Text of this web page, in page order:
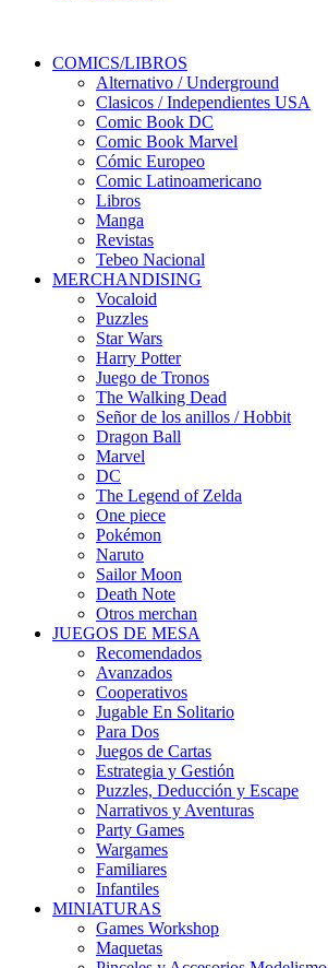
COMICS/LIBROS
Alternativo / Underground
Clasicos / Independientes USA
Comic Book DC
Comic Book Marvel
Cómic Europeo
Comic Latinoamericano
Libros
Manga
Revistas
Tebeo Nacional
MERCHANDISING
Vocaloid
Puzzles
Star Wars
Harry Potter
Juego de Tronos
The Walking Dead
Señor de los anillos / Hobbit
Dragon Ball
Marvel
DC
The Legend of Zelda
One piece
Pokémon
Naruto
Sailor Moon
Death Note
Otros merchan
JUEGOS DE MESA
Recomendados
Avanzados
Cooperativos
Jugable En Solitario
Para Dos
Juegos de Cartas
Estrategia y Gestión
Puzzles, Deducción y Escape
Narrativos y Aventuras
Party Games
Wargames
Familiares
Infantiles
MINIATURAS
Games Workshop
Maquetas